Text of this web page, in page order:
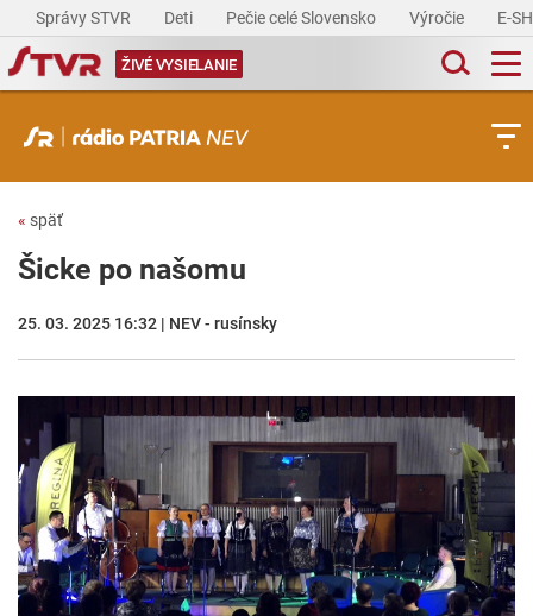
Správy STVR Deti Pečie celé Slovensko Výročie E-
ŽIVÉ VYSIELANIE
« späť
Šicke po našomu
25. 03. 2025 16:32 | NEV - rusínsky